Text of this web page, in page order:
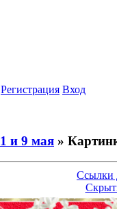
Регистрация Вход
1 и 9 мая »
Ссылки